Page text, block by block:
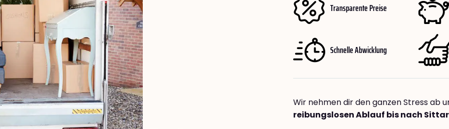
Transparente Preise
Schnelle Abwicklung
Wir nehmen dir den ganzen Stress ab
reibungslosen Ablauf bis nach